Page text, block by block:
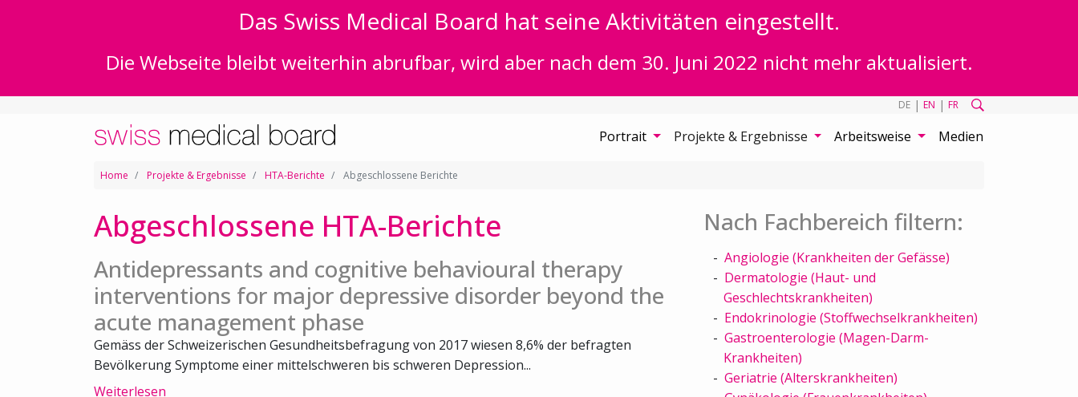
Das Swiss Medical Board hat seine Aktivitäten eingestellt.
Die Webseite bleibt weiterhin abrufbar, wird aber nach dem 30. Juni 2022 nicht mehr aktualisiert.
DE | EN | FR
Portrait Projekte & Ergebnisse Arbeitsweise Medien
Home Projekte & Ergebnisse HTA-Berichte Abgeschlossene Berichte
Abgeschlossene HTA-Berichte
Antidepressants and cognitive behavioural therapy
interventions for major depressive disorder beyond the
acute management phase
Gemäss der Schweizerischen Gesundheitsbefragung von 2017 wiesen 8,6% der befragten
Bevölkerung Symptome einer mittelschweren bis schweren Depression...
Weiterlesen
Nach Fachbereich filtern:
Angiologie (Krankheiten der Gefässe)
Dermatologie (Haut- und
Geschlechtskrankheiten)
Endokrinologie (Stoffwechselkrankheiten)
Gastroenterologie (Magen-Darm-
Krankheiten)
Geriatrie (Alterskrankheiten)